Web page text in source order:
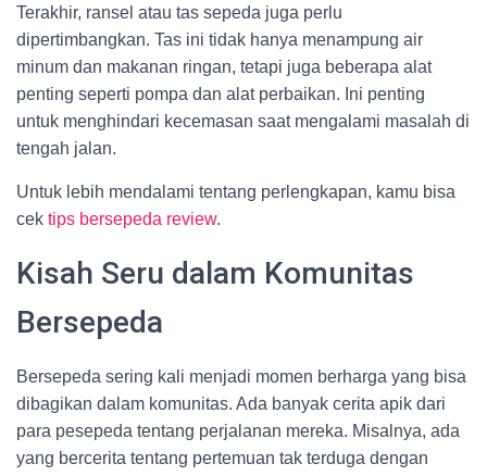
Terakhir, ransel atau tas sepeda juga perlu
dipertimbangkan. Tas ini tidak hanya menampung air
minum dan makanan ringan, tetapi juga beberapa alat
penting seperti pompa dan alat perbaikan. Ini penting
untuk menghindari kecemasan saat mengalami masalah di
tengah jalan.
Untuk lebih mendalami tentang perlengkapan, kamu bisa
cek tips bersepeda review.
Kisah Seru dalam Komunitas
Bersepeda
Bersepeda sering kali menjadi momen berharga yang bisa
dibagikan dalam komunitas. Ada banyak cerita apik dari
para pesepeda tentang perjalanan mereka. Misalnya, ada
yang bercerita tentang pertemuan tak terduga dengan